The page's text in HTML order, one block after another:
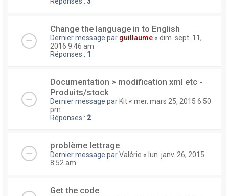
Change the language in to English
Dernier message par guillaume « dim. sept. 11,
2016 9:46 am
Réponses : 1
Documentation > modification xml etc -
Produits/stock
Dernier message parKit « mer. mars 25, 2015 6:50
pm
Réponses : 2
problème lettrage
Dernier message parValérie « lun. janv. 26, 2015
8:52 am
Get the code